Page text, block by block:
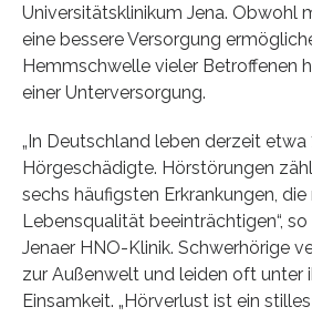
Universitätsklinikum Jena. Obwohl
eine bessere Versorgung
Hemmschwelle vieler Betroffenen
einer Unterversorgung.
„In Deutschland leben derzeit etwa
Hörgeschädigte. Hörstörungen
sechs häufigsten Erkrankungen,
Lebensqualität beeinträchtigen“,
Jenaer HNO-Klinik. Schwerhörige
zur Außenwelt und leiden oft unter
Einsamkeit. „Hörverlust ist ein